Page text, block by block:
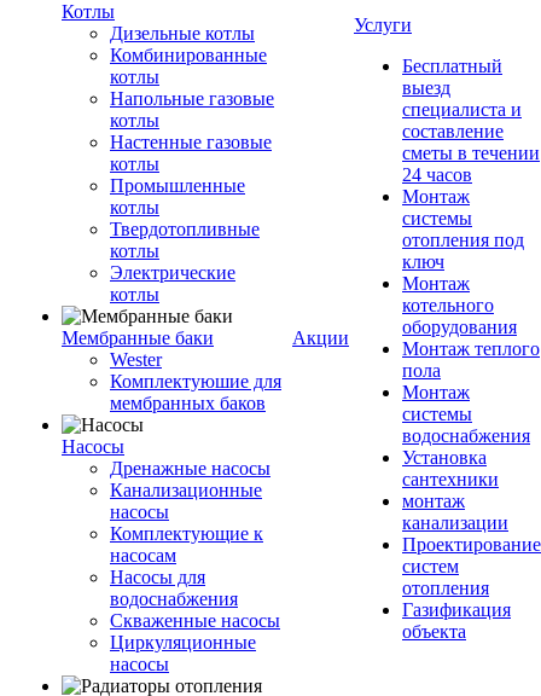
Котлы
Дизельные котлы
Комбинированные
котлы
Напольные газовые
котлы
Настенные газовые
котлы
Промышленные
котлы
Твердотопливные
котлы
Электрические
котлы
Мембранные баки
Wester
Комплектуюшие для
мембранных баков
Насосы
Дренажные насосы
Канализационные
насосы
Комплектующие к
насосам
Насосы для
водоснабжения
Скваженные насосы
Циркуляционные
насосы
Акции
Услуги
Бесплатный
выезд
специалиста и
составление
сметы в течении
24 часов
Монтаж
системы
отопления под
ключ
Монтаж
котельного
оборудования
Монтаж теплого
пола
Монтаж
системы
водоснабжения
Установка
сантехники
монтаж
канализации
Проектирование
систем
отопления
Газификация
объекта